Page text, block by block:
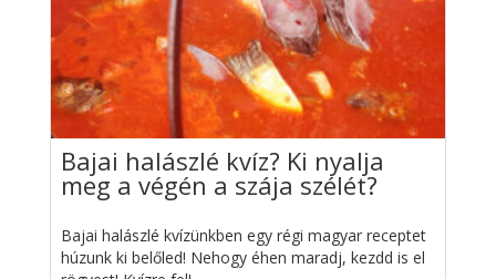
Bajai halászlé kvíz? Ki nyalja
meg a végén a szája szélét?
Bajai halászlé kvízünkben egy régi magyar receptet
húzunk ki belőled! Nehogy éhen maradj, kezdd is el